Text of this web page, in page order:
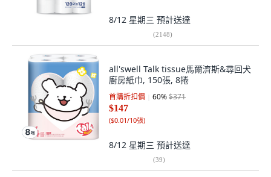
8/12 星期三 預計送達
(2148)
all'swell Talk tissue馬爾濟斯&尋回犬
廚房紙巾, 150張, 8捲
首購折扣價 60%$371
$147
($0.01/10張)
8/12 星期三 預計送達
(39)